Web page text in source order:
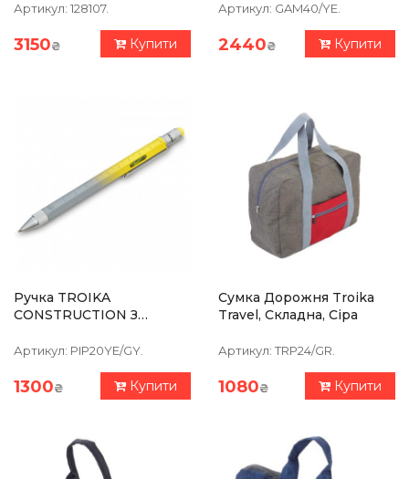
Артикул: 128107.
3150₴ Купити
Артикул: GAM40/YE.
2440₴ Купити
Ручка TROIKA
CONSTRUCTION З
Плоскою/
Викруткою Та Рівнем,
Артикул: PIP20YE/GY.
1300₴ Купити
Сумка Дорожня Troika
Travel, Складна, Сіра
Артикул: TRP24/GR.
1080₴ Купити